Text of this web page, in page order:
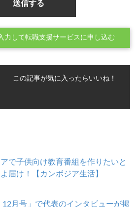
力して転職支援サービスに申し込む
この記事が気に入ったらいいね！
で子供向け教育番組を作りたいと
届け！【カンボジア生活】
12月号」で代表のインタビューが掲